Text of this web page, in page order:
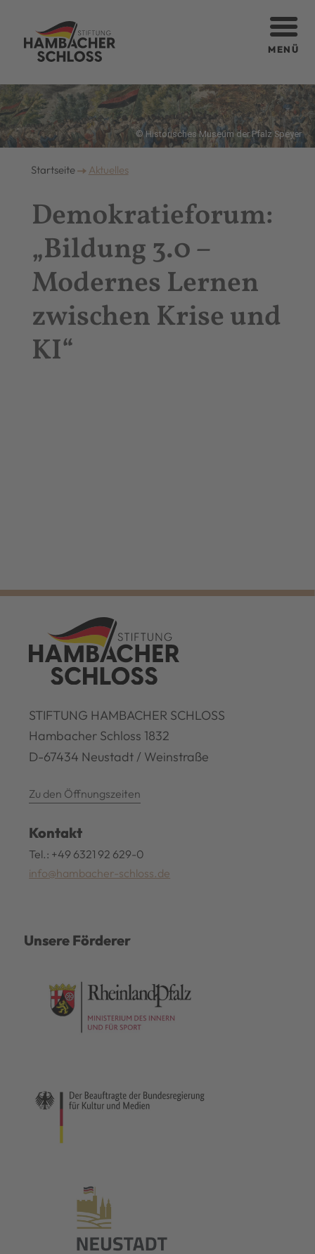
© Historisches Museum der Pfalz Speyer
Startseite Aktuelles
Demokratieforum:
„Bildung 3.0 –
Modernes Lernen
zwischen Krise und
KI“
STIFTUNG HAMBACHER SCHLOSS
Hambacher Schloss 1832
D-67434 Neustadt / Weinstraße
Zu den Öffnungszeiten
Kontakt
Tel.: +49 6321 92 629-0
info@hambacher-schloss.de
Unsere Förderer
MENÜ